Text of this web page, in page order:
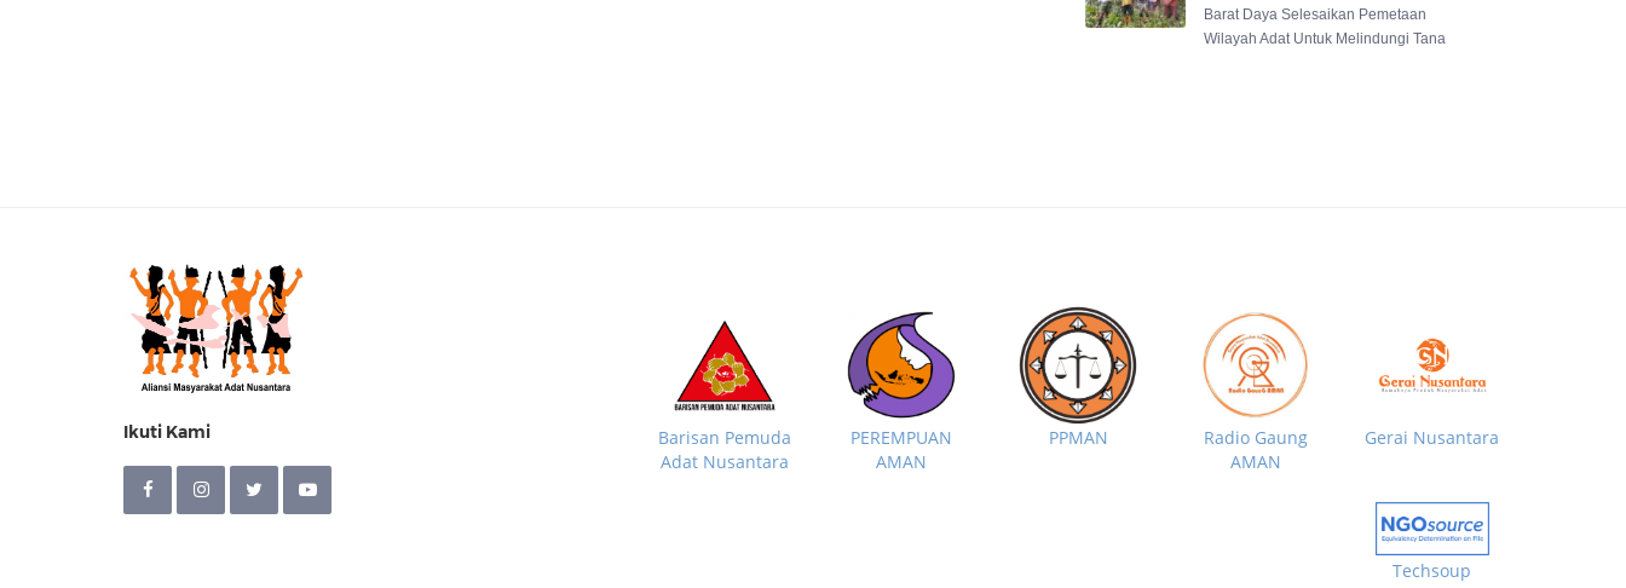
Barat Daya Selesaikan Pemetaan
Wilayah Adat Untuk Melindungi Tana
Ikuti Kami
Barisan Pemuda
Adat Nusantara
PEREMPUAN
AMAN
PPMAN
Radio Gaung
AMAN
Gerai Nusantara
Techsoup